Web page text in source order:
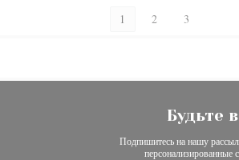
1 2 3
Будьте
Подпишитесь на нашу
персонализированные